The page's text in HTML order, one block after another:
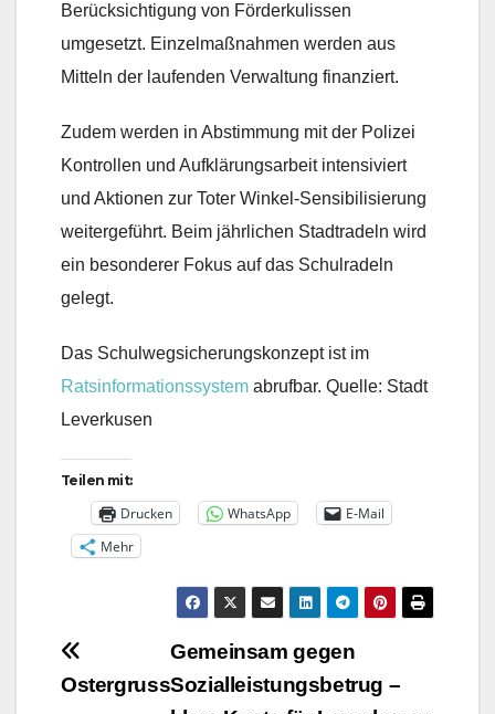
Berücksichtigung von Förderkulissen
umgesetzt. Einzelmaßnahmen werden aus
Mitteln der laufenden Verwaltung finanziert.
Zudem werden in Abstimmung mit der Polizei
Kontrollen und Aufklärungsarbeit intensiviert
und Aktionen zur Toter Winkel-Sensibilisierung
weitergeführt. Beim jährlichen Stadtradeln wird
ein besonderer Fokus auf das Schulradeln
gelegt.
Das Schulwegsicherungskonzept ist im
Ratsinformationssystem abrufbar. Quelle: Stadt
Leverkusen
Teilen mit:
Drucken WhatsApp
E-Mail
Mehr
Beitragsnavigation
Gemeinsam gegen
Sozialleistungsbetrug –
Ostergruss